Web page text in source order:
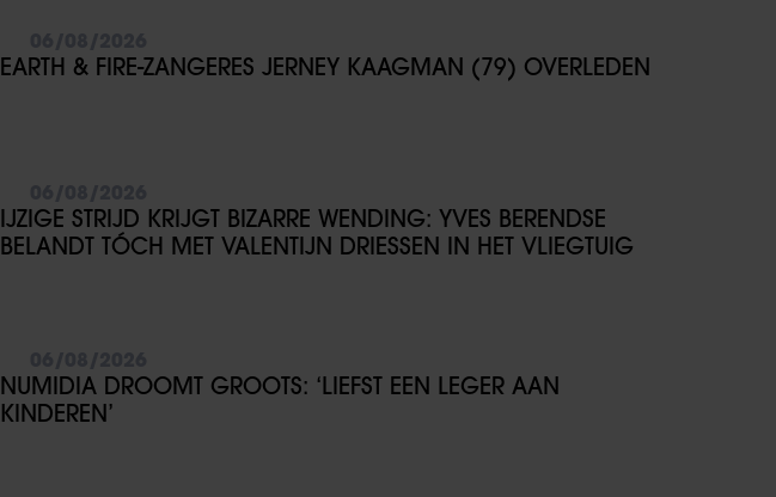
EARTH & FIRE-ZANGERES JERNEY KAAGMAN (79) OVERLEDEN
IJZIGE STRIJD KRIJGT BIZARRE WENDING: YVES BERENDSE
BELANDT TÓCH MET VALENTIJN DRIESSEN IN HET VLIEGTUIG
NUMIDIA DROOMT GROOTS: ‘LIEFST EEN LEGER AAN
KINDEREN’